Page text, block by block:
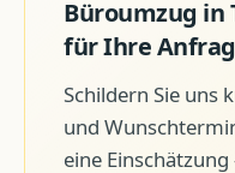
Büroumzug in
für Ihre
Schildern Sie uns
und
eine